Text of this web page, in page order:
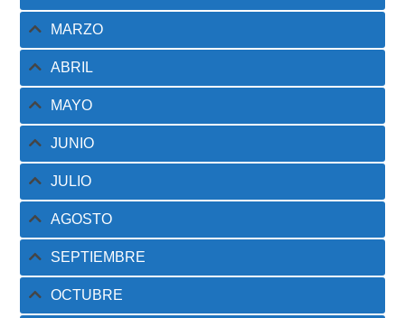
MARZO
ABRIL
MAYO
JUNIO
JULIO
AGOSTO
SEPTIEMBRE
OCTUBRE